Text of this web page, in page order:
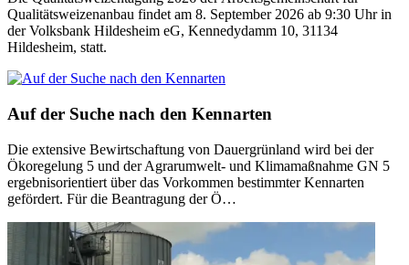
Qualitätsweizenanbau findet am 8. September 2026 ab 9:30 Uhr in
der Volksbank Hildesheim eG, Kennedydamm 10, 31134
Hildesheim, statt.
Auf der Suche nach den Kennarten
Die extensive Bewirtschaftung von Dauergrünland wird bei der
Ökoregelung 5 und der Agrarumwelt- und Klimamaßnahme GN 5
ergebnisorientiert über das Vorkommen bestimmter Kennarten
gefördert. Für die Beantragung der Ö…